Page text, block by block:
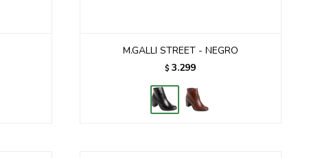
M.GALLI STREET - NEGRO
$ 3.299